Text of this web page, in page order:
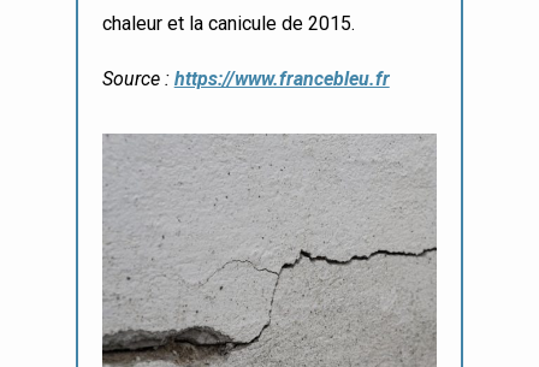
chaleur et la canicule de 2015.
Source : https://www.francebleu.fr